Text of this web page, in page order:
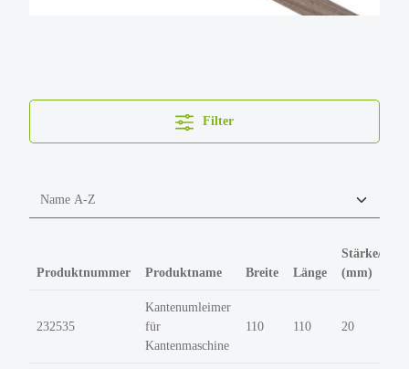
Filter
Produktnummer Produktname Breite Länge
Stärke/
(mm)
232535
Kantenumleimer
für
Kantenmaschine
110 110 20